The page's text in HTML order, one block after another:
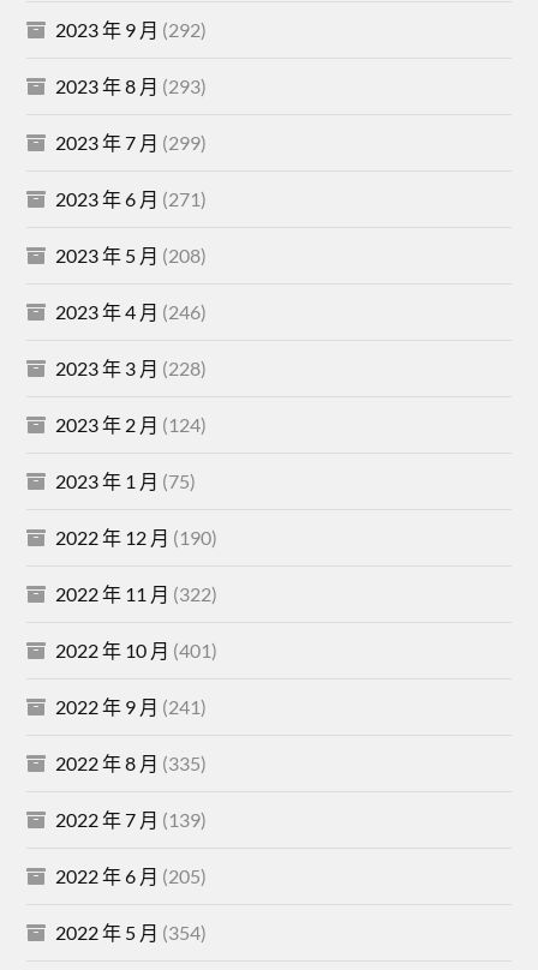
2023 年 9 月 (292)
2023 年 8 月 (293)
2023 年 7 月 (299)
2023 年 6 月 (271)
2023 年 5 月 (208)
2023 年 4 月 (246)
2023 年 3 月 (228)
2023 年 2 月 (124)
2023 年 1 月 (75)
2022 年 12 月 (190)
2022 年 11 月 (322)
2022 年 10 月 (401)
2022 年 9 月 (241)
2022 年 8 月 (335)
2022 年 7 月 (139)
2022 年 6 月 (205)
2022 年 5 月 (354)